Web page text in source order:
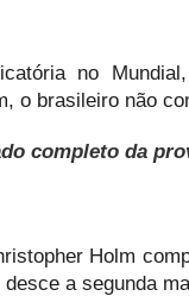
no
o brasileiro não
completo da
Holm
desce a segunda